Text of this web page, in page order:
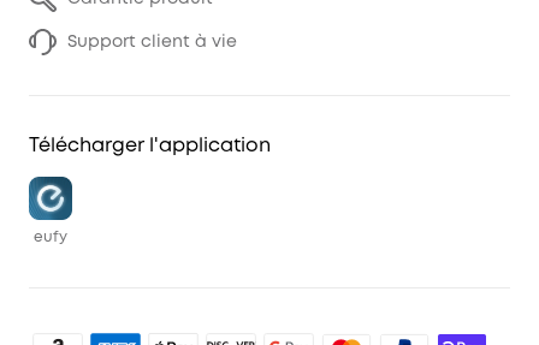
Support client à vie
Télécharger l'application
eufy